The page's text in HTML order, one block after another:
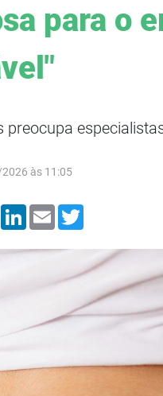
para o
às 11:05
WhatsApp
LinkedIn
Email